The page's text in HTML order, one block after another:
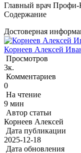
Главный врач
Содержание
Достоверная
Корнеев Алексей
Просмотров
3к.
Комментариев
0
На чтение
9 мин
Автор статьи
Корнеев Алексей
Дата публикации
2025-12-18
Дата обновления